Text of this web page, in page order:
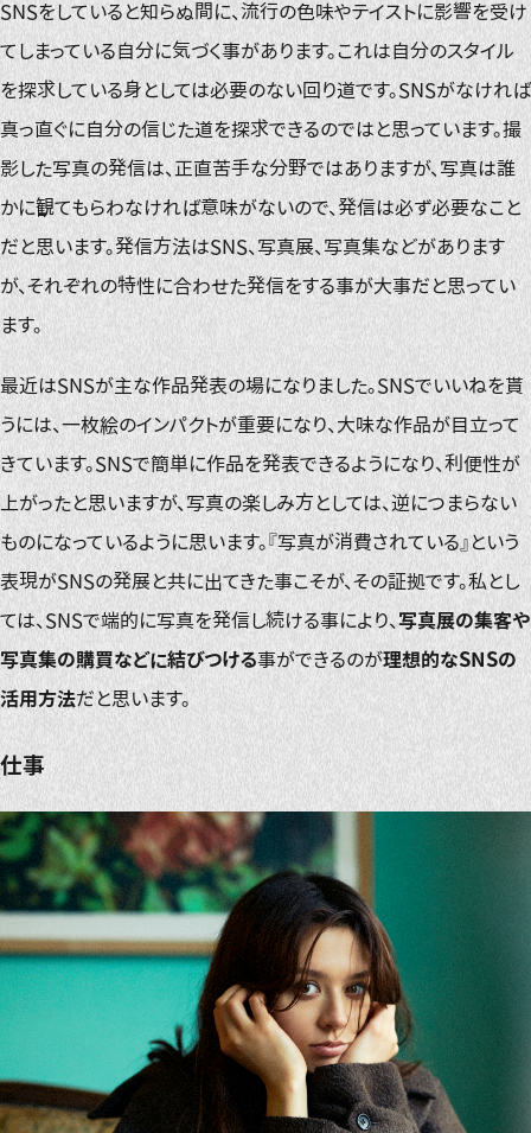
SNSをしていると知らぬ間に、流行の色味やテイストに影響を受け
てしまっている自分に気づく事があります。これは自分のスタイル
を探求している身としては必要のない回り道です。SNSがなければ
真っ直ぐに自分の信じた道を探求できるのではと思っています。撮
影した写真の発信は、正直苦手な分野ではありますが、写真は誰
かに観てもらわなければ意味がないので、発信は必ず必要なこと
だと思います。発信方法はSNS、写真展、写真集などがあります
が、それぞれの特性に合わせた発信をする事が大事だと思ってい
ます。
最近はSNSが主な作品発表の場になりました。SNSでいいねを貰
うには、一枚絵のインパクトが重要になり、大味な作品が目立って
きています。SNSで簡単に作品を発表できるようになり、利便性が
上がったと思いますが、写真の楽しみ方としては、逆につまらない
ものになっているように思います。『写真が消費されている』という
表現がSNSの発展と共に出てきた事こそが、その証拠です。私とし
ては、SNSで端的に写真を発信し続ける事により、 写真展の集客や
写真集の購買などに結びつける事ができるのが理想的なSNSの
活用方法だと思います。
仕事